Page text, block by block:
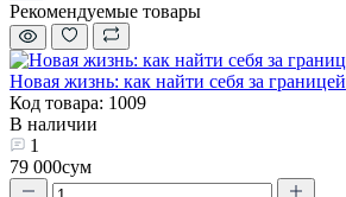
Рекомендуемые товары
Новая жизнь: как найти себя за границей
Код товара: 1009
В наличии
1
79 000сум